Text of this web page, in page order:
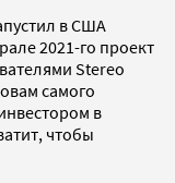
в США
2021-го проект
Stereo
самого
в
чтобы